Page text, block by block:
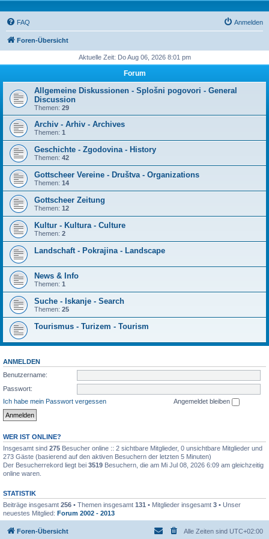
FAQ Anmelden
Foren-Übersicht
Aktuelle Zeit: Do Aug 06, 2026 8:01 pm
Forum
Allgemeine Diskussionen - Splošni pogovori - General
Discussion
Themen: 29
Archiv - Arhiv - Archives
Themen: 1
Geschichte - Zgodovina - History
Themen: 42
Gottscheer Vereine - Društva - Organizations
Themen: 14
Gottscheer Zeitung
Themen: 12
Kultur - Kultura - Culture
Themen: 2
Landschaft - Pokrajina - Landscape
News & Info
Themen: 1
Suche - Iskanje - Search
Themen: 25
Tourismus - Turizem - Tourism
ANMELDEN
Benutzername:
Passwort:
Ich habe mein Passwort vergessen
Angemeldet bleiben
WER IST ONLINE?
Insgesamt sind 275 Besucher online :: 2 sichtbare Mitglieder, 0 unsichtbare Mitglieder und
273 Gäste (basierend auf den aktiven Besuchern der letzten 5 Minuten)
Der Besucherrekord liegt bei 3519 Besuchern, die am Mi Jul 08, 2026 6:09 am gleichzeitig
online waren.
STATISTIK
Beiträge insgesamt 256 • Themen insgesamt 131 • Mitglieder insgesamt 3 • Unser
neuestes Mitglied: Forum 2002 - 2013
Foren-Übersicht Alle Zeiten sind UTC+02:00